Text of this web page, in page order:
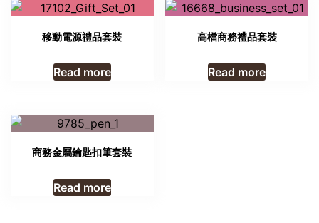
移動電源禮品套裝
Read more
高檔商務禮品套裝
Read more
商務金屬鑰匙扣筆套裝
Read more